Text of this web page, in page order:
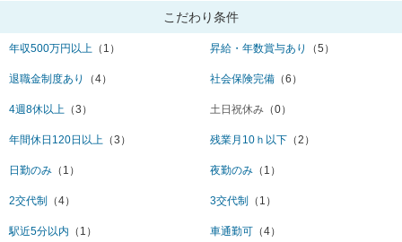
こだわり条件
年収500万円以上 （1） 昇給・年数賞与あり （5）
退職金制度あり （4） 社会保険完備 （6）
4週8休以上 （3） 土日祝休み （0）
年間休日120日以上 （3） 残業月10ｈ以下 （2）
日勤のみ （1） 夜勤のみ （1）
2交代制 （4） 3交代制 （1）
駅近5分以内 （1） 車通勤可 （4）